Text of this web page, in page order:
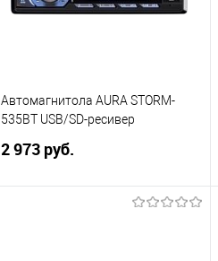
Автомагнитола AURA STORM-
535BT USB/SD-ресивер
2 973 руб.